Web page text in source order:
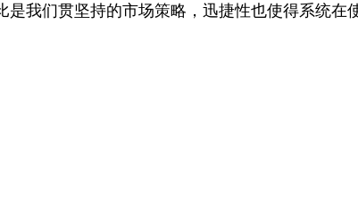
我们贯坚持的市场策略，迅捷性也使得系统在